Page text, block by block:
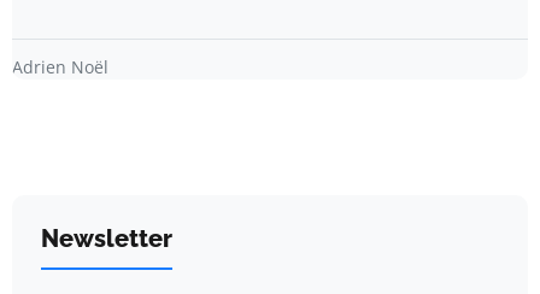
Adrien Noël
Newsletter